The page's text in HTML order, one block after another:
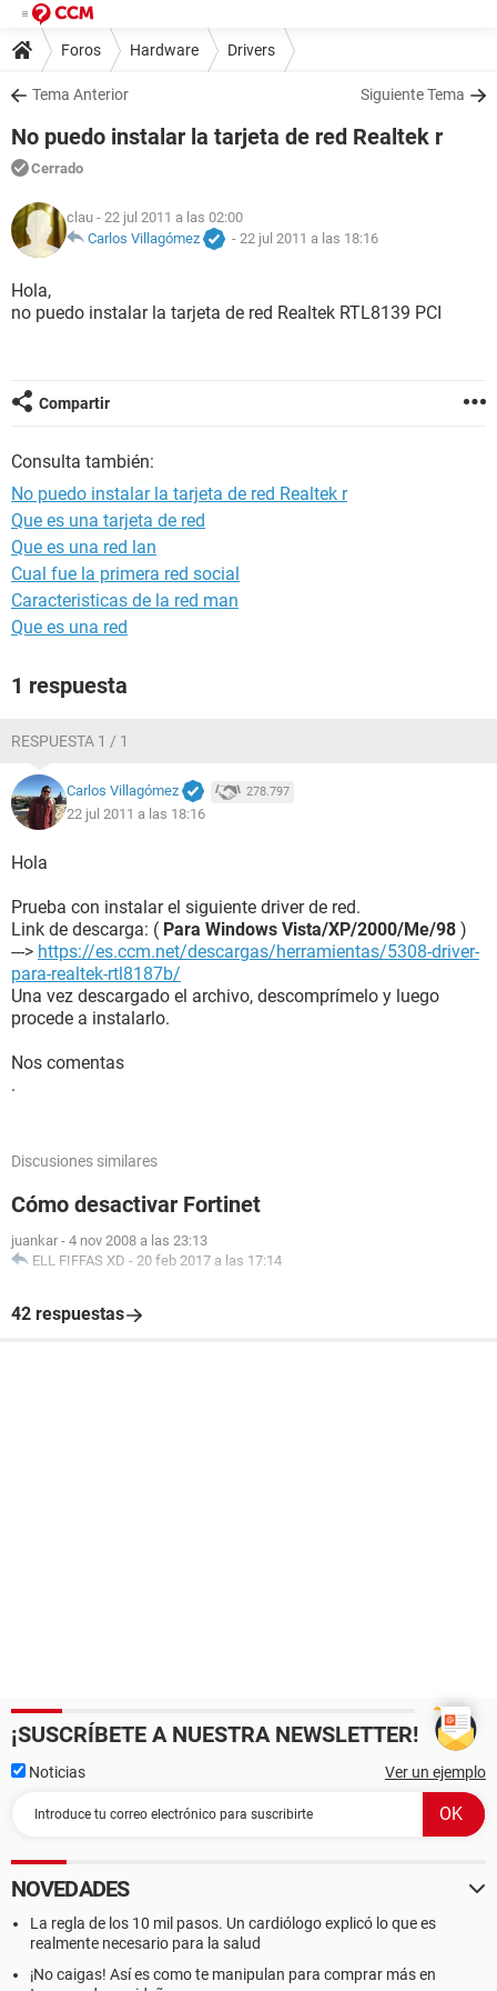
Foros Hardware Drivers
Tema Anterior Siguiente Tema
No puedo instalar la tarjeta de red Realtek r
Cerrado
clau - 22 jul 2011 a las 02:00
Carlos Villagómez
- 22 jul 2011 a las 18:16
Hola,
no puedo instalar la tarjeta de red Realtek RTL8139 PCI
Compartir
Consulta también:
No puedo instalar la tarjeta de red Realtek r
Que es una tarjeta de red
Que es una red lan
Cual fue la primera red social
Caracteristicas de la red man
Que es una red
1 respuesta
RESPUESTA 1 / 1
Carlos Villagómez 278.797
22 jul 2011 a las 18:16
Hola
Prueba con instalar el siguiente driver de red.
Link de descarga: ( Para Windows Vista/XP/2000/Me/98 )
---> https://es.ccm.net/descargas/herramientas/5308-driver-
para-realtek-rtl8187b/
Una vez descargado el archivo, descomprímelo y luego
procede a instalarlo.
Nos comentas
.
Discusiones similares
Cómo desactivar Fortinet
juankar - 4 nov 2008 a las 23:13
ELL FIFFAS XD - 20 feb 2017 a las 17:14
42 respuestas
¡SUSCRÍBETE A NUESTRA NEWSLETTER!
Noticias Ver un ejemplo
NOVEDADES
La regla de los 10 mil pasos. Un cardiólogo explicó lo que es
realmente necesario para la salud
¡No caigas! Así es como te manipulan para comprar más en